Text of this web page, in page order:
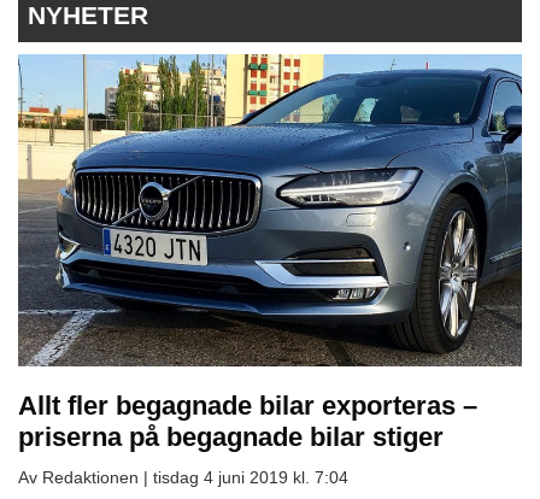
NYHETER
Allt fler begagnade bilar exporteras –
priserna på begagnade bilar stiger
Av Redaktionen | tisdag 4 juni 2019 kl. 7:04